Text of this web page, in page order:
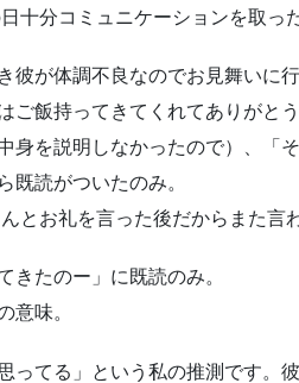
十分コミュニケーションを取っ
彼が体調不良なのでお見舞いに
ご飯持ってきてくれてありがと
身を説明しなかったので）、
既読がついたのみ。
とお礼を言った後だからまた言
きたのー」に既読のみ。
意味。
ってる」という私の推測です。